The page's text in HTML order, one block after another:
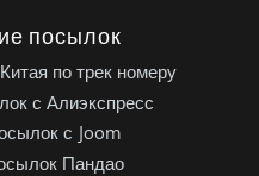
посылок
по трек номеру
с Алиэкспресс
с Joom
Пандао